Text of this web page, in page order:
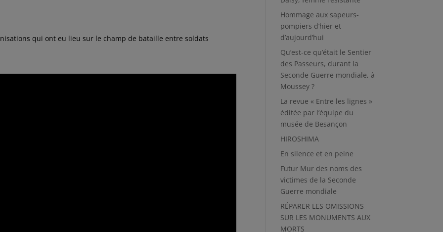
qui ont eu lieu sur le champ de bataille entre soldats
Hommage aux sapeurs-
pompiers d’hier et
d’aujourd’hui
Qu’est-ce qu’était le Sentier
des Passeurs, durant la
Seconde Guerre mondiale, à
Moussey ?
La revue « Entre les lignes »
éditée par l’équipe du
musée de Besançon
HIROSHIMA
En silence et en peine
Futur Mur des noms des
victimes de la Seconde
Guerre mondiale
RÉPARER LES OMISSIONS
SUR LES MONUMENTS AUX
MORTS